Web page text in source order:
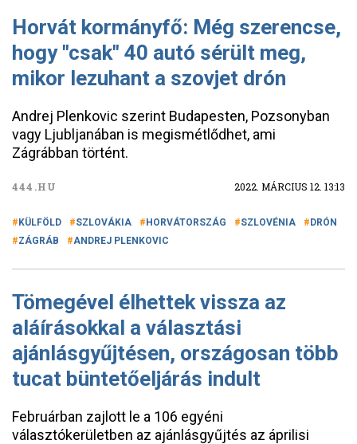
Horvát kormányfő: Még szerencse,
hogy "csak" 40 autó sérült meg,
mikor lezuhant a szovjet drón
Andrej Plenkovic szerint Budapesten, Pozsonyban
vagy Ljubljanában is megismétlődhet, ami
Zágrábban történt.
444.HU 2022. MÁRCIUS 12. 13:13
KÜLFÖLD SZLOVÁKIA HORVÁTORSZÁG SZLOVÉNIA
DRÓN
ZÁGRÁB
ANDREJ PLENKOVIC
Tömegével élhettek vissza az
aláírásokkal a választási
ajánlásgyűjtésen, országosan több
tucat büntetőeljárás indult
Februárban zajlott le a 106 egyéni
választókerületben az ajánlásgyűjtés az áprilisi